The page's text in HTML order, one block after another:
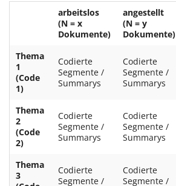
arbeitslos
(N = x
Dokumente)
angestellt
(N = y
Dokumente)
Thema
1
(Code
1)
Codierte
Segmente /
Summarys
Codierte
Segmente /
Summarys
Thema
2
(Code
2)
Codierte
Segmente /
Summarys
Codierte
Segmente /
Summarys
Thema
3
Codierte
Segmente /
Codierte
Segmente /